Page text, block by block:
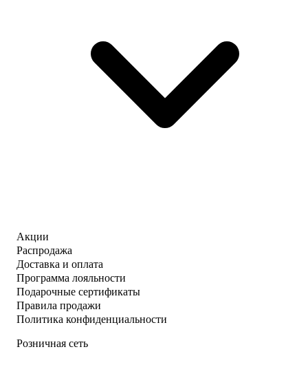
Акции
Распродажа
Доставка и оплата
Программа лояльности
Подарочные сертификаты
Правила продажи
Политика конфиденциальности
Розничная сеть